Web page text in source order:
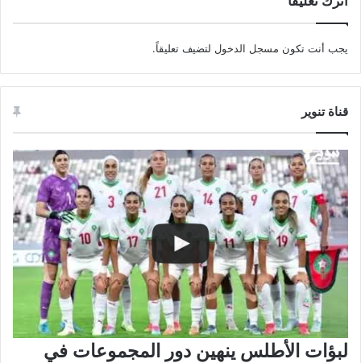
يجب أنت تكون مسجل الدخول لتضيف تعليقاً.
قناة تنوير
لبؤات الأطلس ينهين دور المجموعات في